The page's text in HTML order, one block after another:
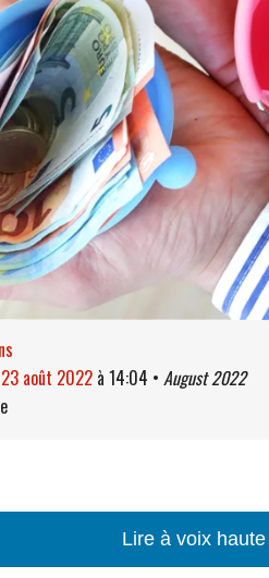
23 août 2022 à 14:04 • August 2022
Lire à voix haute